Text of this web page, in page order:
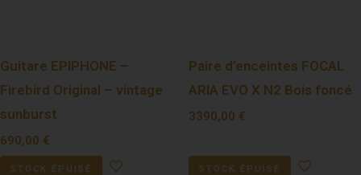
Guitare EPIPHONE –
Firebird Original – vintage
sunburst
690,00 €
STOCK ÉPUISÉ
Paire d’enceintes FOCAL
ARIA EVO X N2 Bois foncé
3390,00 €
STOCK ÉPUISÉ